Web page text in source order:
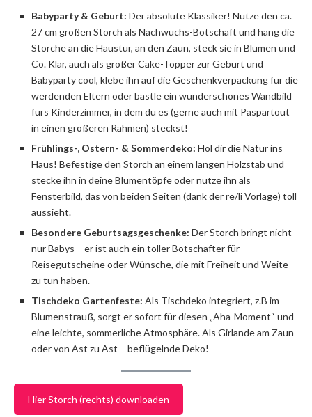
Babyparty & Geburt: Der absolute Klassiker! Nutze den ca.
27 cm großen Storch als Nachwuchs-Botschaft und häng die
Störche an die Haustür, an den Zaun, steck sie in Blumen und
Co. Klar, auch als großer Cake-Topper zur Geburt und
Babyparty cool, klebe ihn auf die Geschenkverpackung für die
werdenden Eltern oder bastle ein wunderschönes Wandbild
fürs Kinderzimmer, in dem du es (gerne auch mit Paspartout
in einen größeren Rahmen) steckst!
Frühlings-, Ostern- & Sommerdeko: Hol dir die Natur ins
Haus! Befestige den Storch an einem langen Holzstab und
stecke ihn in deine Blumentöpfe oder nutze ihn als
Fensterbild, das von beiden Seiten (dank der re/li Vorlage) toll
aussieht.
Besondere Geburtsagsgeschenke: Der Storch bringt nicht
nur Babys – er ist auch ein toller Botschafter für
Reisegutscheine oder Wünsche, die mit Freiheit und Weite
zu tun haben.
Tischdeko Gartenfeste: Als Tischdeko integriert, z.B im
Blumenstrauß, sorgt er sofort für diesen „Aha-Moment“ und
eine leichte, sommerliche Atmosphäre. Als Girlande am Zaun
oder von Ast zu Ast – beflügelnde Deko!
Hier Storch (rechts) downloaden